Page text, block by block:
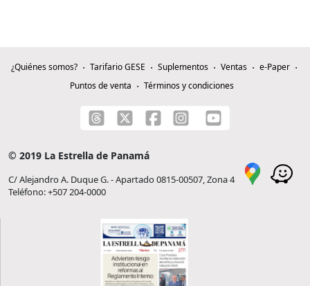
¿Quiénes somos? Tarifario GESE Suplementos Ventas
e-Paper
Puntos de venta
Términos y condiciones
© 2019 La Estrella de Panamá
C/ Alejandro A. Duque G. - Apartado 0815-00507, Zona 4
Teléfono: +507 204-0000